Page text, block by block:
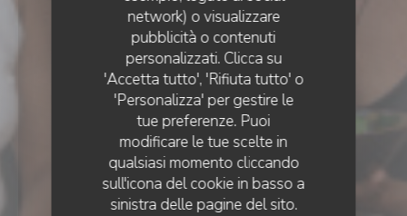
network) o visualizzare
pubblicità o contenuti
personalizzati. Clicca su
'Accetta tutto', 'Rifiuta tutto' o
'Personalizza' per gestire le
tue preferenze. Puoi
modificare le tue scelte in
qualsiasi momento cliccando
sull'icona del cookie in basso a
sinistra delle pagine del sito.
Mana